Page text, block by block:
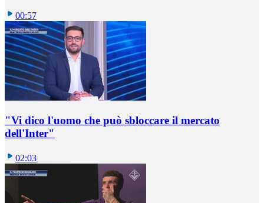
00:57
"Vi dico l'uomo che può sbloccare il mercato
dell'Inter"
02:03